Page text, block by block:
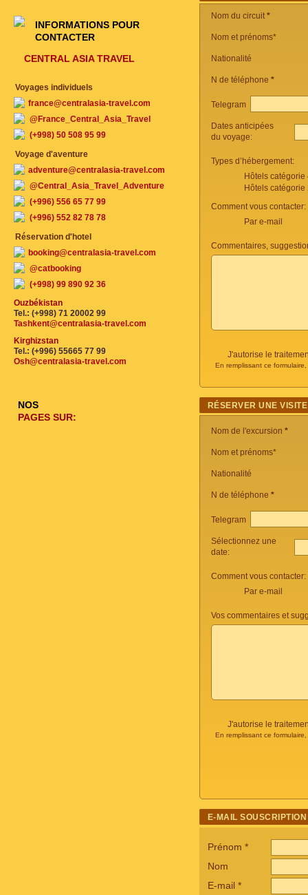
Nom du circuit*
Nom et prénoms*
Nationalité
N de téléphone *
Telegram
Dates anticipées
du voyage:
Types d’hébergement:
Hôtels
Hôtels
Comment vous contacter:
Par e-mail
Commentaires,
J'autorise le
En remplissant ce
RÉSERVER UNE
Nom de l'excursion *
Nom et prénoms*
Nationalité
N de téléphone *
Telegram
Sélectionnez une
date:
Comment vous contacter:
Par e-mail
Vos commentaires et
J'autorise le
En remplissant ce
E-MAIL SOUSCRIPTION
Prénom *
Nom
E-mail *
INFORMATIONS POUR
CONTACTER
CENTRAL ASIA TRAVEL
Voyages individuels
france@centralasia-travel.com
@France_Central_Asia_Travel
(+998) 50 508 95 99
Voyage d'aventure
adventure@centralasia-travel.com
@Central_Asia_Travel_Adventure
(+996) 556 65 77 99
(+996) 552 82 78 78
Réservation d'hotel
booking@centralasia-travel.com
@catbooking
(+998) 99 890 92 36
Ouzbékistan
Tel.: (+998) 71 20002 99
Tashkent@centralasia-travel.com
Kirghizstan
Tel.: (+996) 55665 77 99
Osh@centralasia-travel.com
NOS
PAGES SUR: